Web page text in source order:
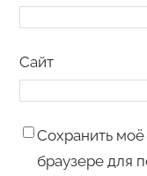
Сайт
Сохранить моё
браузере для